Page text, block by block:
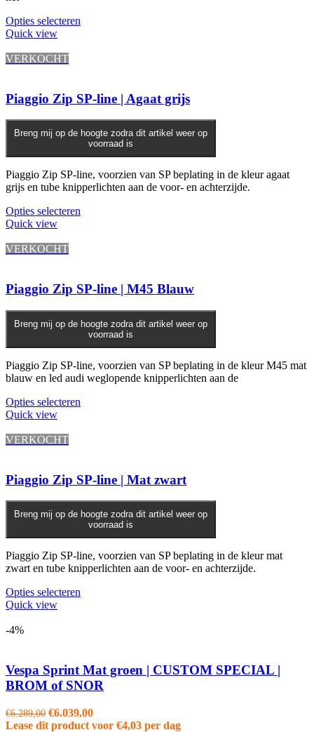
Opties selecteren
optie
kan
gekozen
worden
op
de
productpagina
Quick view
VERKOCHT
Piaggio Zip SP-line | Agaat grijs
Breng mij op de hoogte zodra dit artikel weer op
voorraad is
Piaggio Zip SP-line, voorzien van SP beplating in de kleur agaat
grijs en tube knipperlichten aan de voor- en achterzijde.
Opties selecteren
Quick view
VERKOCHT
Piaggio Zip SP-line | M45 Blauw
Breng mij op de hoogte zodra dit artikel weer op
voorraad is
Piaggio Zip SP-line, voorzien van SP beplating in de kleur M45 mat
blauw en led audi weglopende knipperlichten aan de
Opties selecteren
Quick view
VERKOCHT
Piaggio Zip SP-line | Mat zwart
Breng mij op de hoogte zodra dit artikel weer op
voorraad is
Piaggio Zip SP-line, voorzien van SP beplating in de kleur mat
zwart en tube knipperlichten aan de voor- en achterzijde.
Opties selecteren
Quick view
-4%
Vespa Sprint Mat groen | CUSTOM SPECIAL |
BROM of SNOR
€6.289,00 Oorspronkelijke
prijs
€6.039,00Huidige
prijs
Lease dit product voor €4,03 per dag